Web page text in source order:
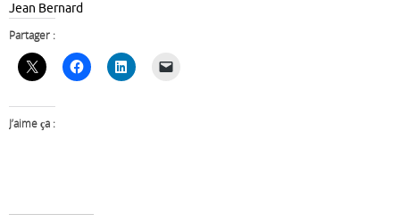
Jean Bernard
Partager :
J’aime ça :